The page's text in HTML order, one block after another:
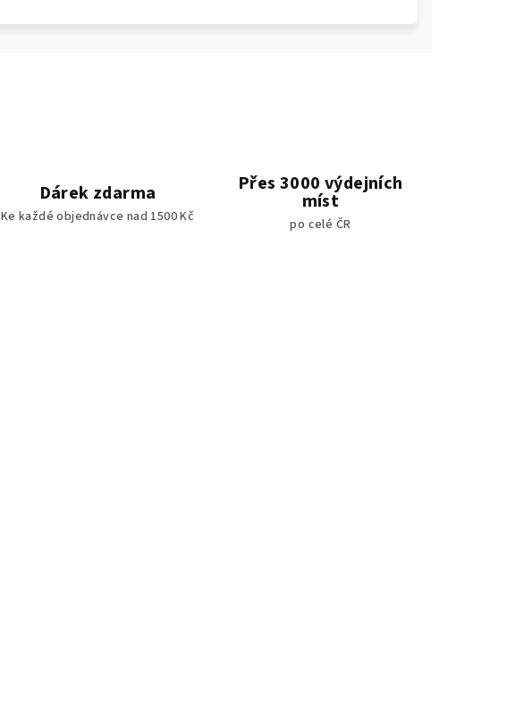
Dárek zdarma
Ke každé objednávce nad 1500 Kč
Přes 3000 výdejních
míst
po celé ČR